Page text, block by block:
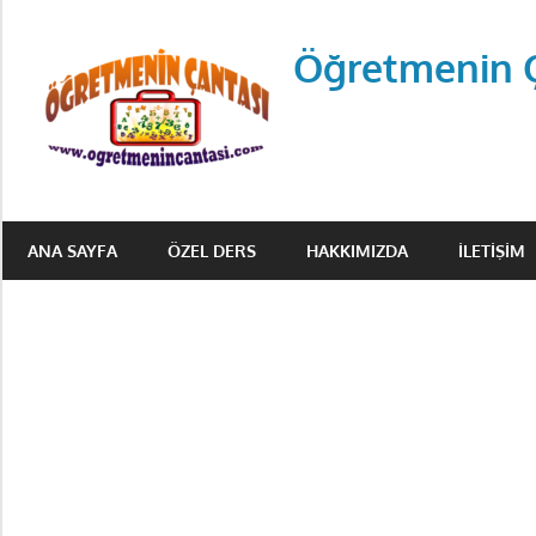
content
Öğretmenin
Halka
ANA SAYFA ÖZEL DERS HAKKIMIZDA İLETIŞIM